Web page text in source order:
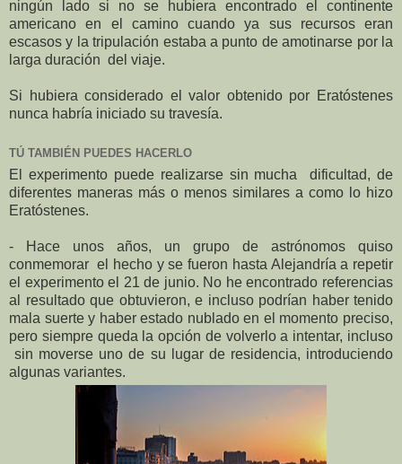
ningún lado si no se hubiera encontrado el continente
americano en el camino cuando ya sus recursos eran
escasos y la tripulación estaba a punto de amotinarse por la
larga duración del viaje.
Si hubiera considerado el valor obtenido por Eratóstenes
nunca habría iniciado su travesía.
TÚ TAMBIÉN PUEDES HACERLO
El experimento puede realizarse sin mucha dificultad, de
diferentes maneras más o menos similares a como lo hizo
Eratóstenes.
- Hace unos años, un grupo de astrónomos quiso
conmemorar el hecho y se fueron hasta Alejandría a repetir
el experimento el 21 de junio. No he encontrado referencias
al resultado que obtuvieron, e incluso podrían haber tenido
mala suerte y haber estado nublado en el momento preciso,
pero siempre queda la opción de volverlo a intentar, incluso
sin moverse uno de su lugar de residencia, introduciendo
algunas variantes.